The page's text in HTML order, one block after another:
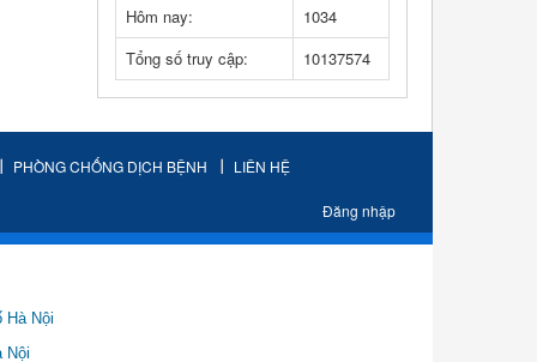
Hôm nay:
1034
Tổng số truy cập:
10137574
PHÒNG CHỐNG DỊCH BỆNH LIÊN HỆ
Đăng nhập
Hà Nội